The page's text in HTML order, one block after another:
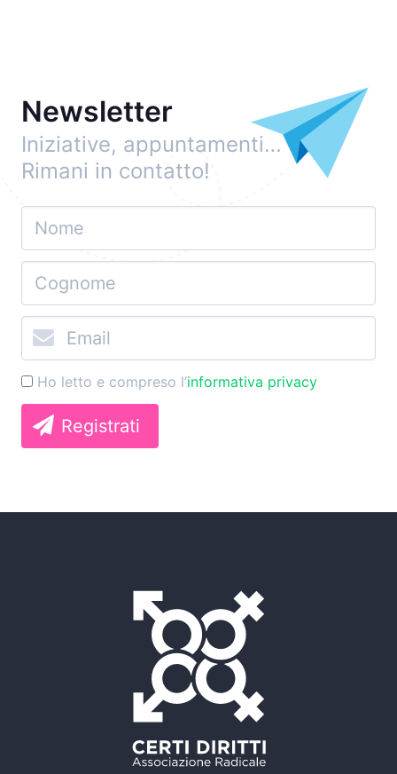
Newsletter
Iniziative, appuntamenti…
Rimani in contatto!
Ho letto e compreso l’informativa privacy
Registrati